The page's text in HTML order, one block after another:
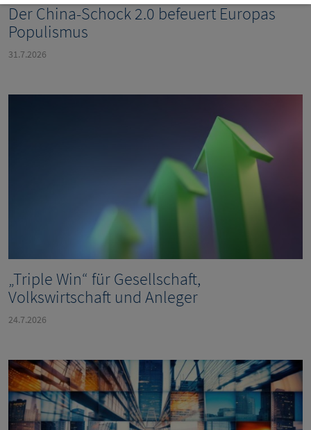
Der China-Schock 2.0 befeuert Europas
Populismus
31.7.2026
„Triple Win“ für Gesellschaft,
Volkswirtschaft und Anleger
24.7.2026